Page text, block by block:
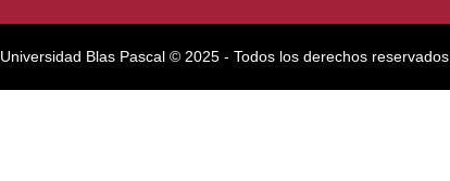
Universidad Blas Pascal ©️ 2025 - Todos los derechos reservados